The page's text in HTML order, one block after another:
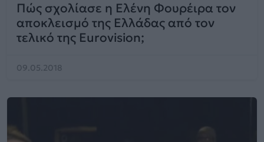
Πώς σχολίασε η Ελένη Φουρέιρα τον
αποκλεισμό της Ελλάδας από τον
τελικό της Eurovision;
09.05.2018